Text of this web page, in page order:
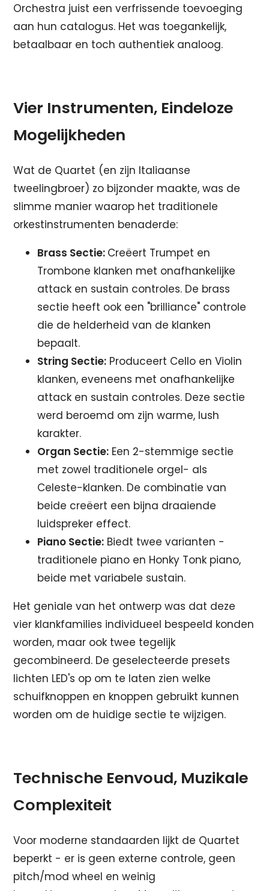
Orchestra juist een verfrissende toevoeging
aan hun catalogus. Het was toegankelijk,
betaalbaar en toch authentiek analoog.
Vier Instrumenten, Eindeloze
Mogelijkheden
Wat de Quartet (en zijn Italiaanse
tweelingbroer) zo bijzonder maakte, was de
slimme manier waarop het traditionele
orkestinstrumenten benaderde:
Brass Sectie: Creëert Trumpet en
Trombone klanken met onafhankelijke
attack en sustain controles. De brass
sectie heeft ook een "brilliance" controle
die de helderheid van de klanken
bepaalt.
String Sectie: Produceert Cello en Violin
klanken, eveneens met onafhankelijke
attack en sustain controles. Deze sectie
werd beroemd om zijn warme, lush
karakter.
Organ Sectie: Een 2-stemmige sectie
met zowel traditionele orgel- als
Celeste-klanken. De combinatie van
beide creëert een bijna draaiende
luidspreker effect.
Piano Sectie: Biedt twee varianten -
traditionele piano en Honky Tonk piano,
beide met variabele sustain.
Het geniale van het ontwerp was dat deze
vier klankfamilies individueel bespeeld konden
worden, maar ook twee tegelijk
gecombineerd. De geselecteerde presets
lichten LED's op om te laten zien welke
schuifknoppen en knoppen gebruikt kunnen
worden om de huidige sectie te wijzigen.
Technische Eenvoud, Muzikale
Complexiteit
Voor moderne standaarden lijkt de Quartet
beperkt - er is geen externe controle, geen
pitch/mod wheel en weinig